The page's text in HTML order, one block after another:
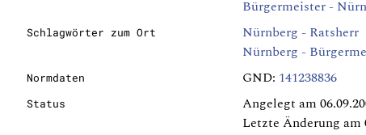
Bürgermeister -
Schlagwörter zum Ort
Nürnberg - Ratsherr
Nürnberg -
Normdaten GND: 141238836
Status
Angelegt am
Letzte Änderung am